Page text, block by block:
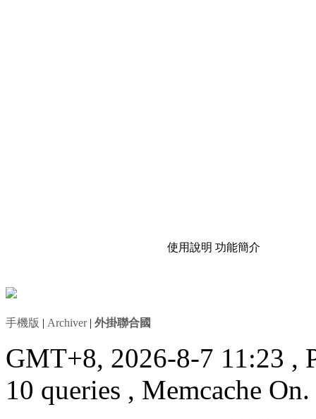
使用說明 功能簡介
手機版 | Archiver| 外掛聯合國
GMT+8, 2026-8-7 11:23 ,
10 queries , Memcache On.